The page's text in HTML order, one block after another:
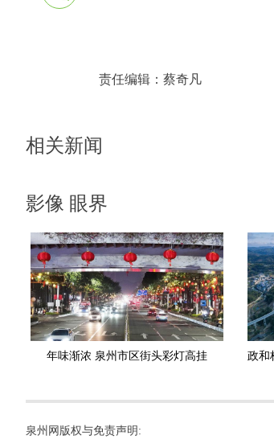
责任编辑： 蔡奇凡
相关新闻
影像 眼界
年味渐浓 泉州市区街头彩灯高挂
泉州网版权与免责声明: